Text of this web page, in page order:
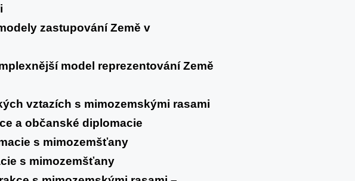
zastupování Země v
model reprezentování Země
vztazích s mimozemskými rasami
a občanské diplomacie
s mimozemšťany
s mimozemšťany